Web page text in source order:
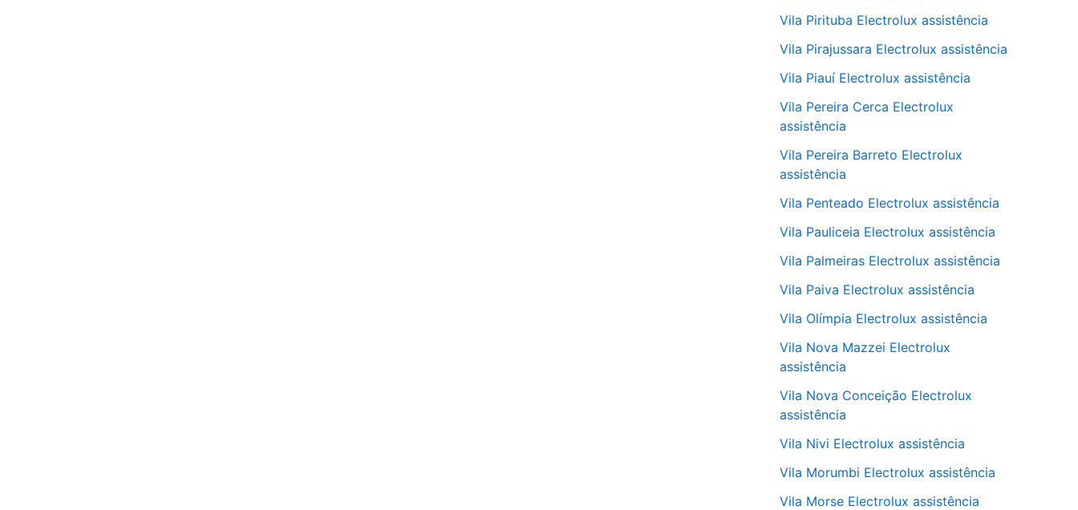
Vila Pirituba Electrolux assistência
Vila Pirajussara Electrolux assistência
Vila Piauí Electrolux assistência
Vila Pereira Cerca Electrolux
assistência
Vila Pereira Barreto Electrolux
assistência
Vila Penteado Electrolux assistência
Vila Pauliceia Electrolux assistência
Vila Palmeiras Electrolux assistência
Vila Paiva Electrolux assistência
Vila Olímpia Electrolux assistência
Vila Nova Mazzei Electrolux
assistência
Vila Nova Conceição Electrolux
assistência
Vila Nivi Electrolux assistência
Vila Morumbi Electrolux assistência
Vila Morse Electrolux assistência